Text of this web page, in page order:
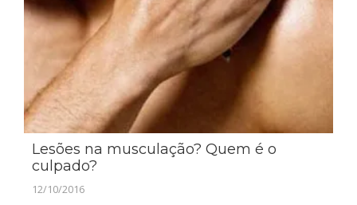
Lesões na musculação? Quem é o
culpado?
12/10/2016